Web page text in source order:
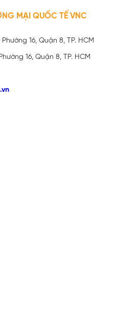
MẠI QUỐC TẾ VNC
16, Quận 8, TP. HCM
16, Quận 8, TP. HCM